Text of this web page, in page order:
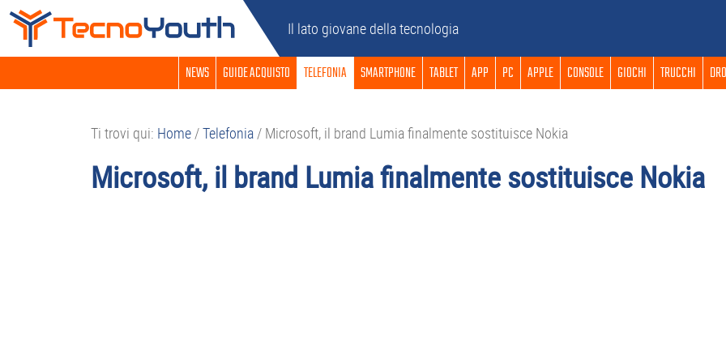
Passa
navigazione
Passa
contenuto
Passa
barra
Passa
piè
Il lato giovane della tecnologia
NEWS GUIDE ACQUISTO TELEFONIA SMARTPHONE TABLET APP PC APPLE CONSOLE GIOCHI TRUCCHI
Ti trovi qui: Home/Telefonia/ Microsoft, il brand Lumia finalmente sostituisce Nokia
Microsoft, il brand Lumia finalmente sostituisce Nokia